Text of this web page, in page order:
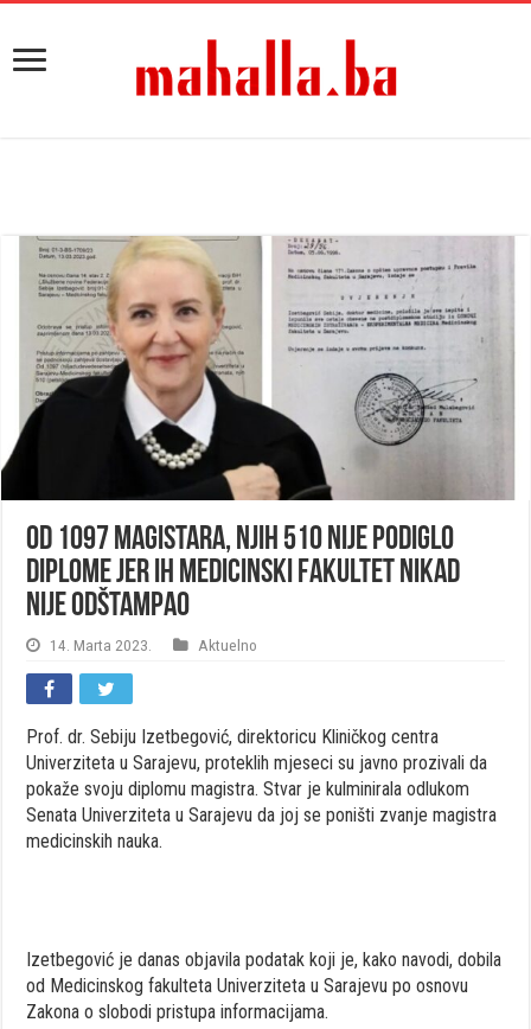
Od 1097 magistara, njih 510 nije podiglo
diplome jer ih Medicinski fakultet nikad
nije odštampao
14. Marta 2023. Aktuelno
Prof. dr. Sebiju Izetbegović, direktoricu Kliničkog centra
Univerziteta u Sarajevu, proteklih mjeseci su javno prozivali da
pokaže svoju diplomu magistra. Stvar je kulminirala odlukom
Senata Univerziteta u Sarajevu da joj se poništi zvanje magistra
medicinskih nauka.
Izetbegović je danas objavila podatak koji je, kako navodi, dobila
od Medicinskog fakulteta Univerziteta u Sarajevu po osnovu
Zakona o slobodi pristupa informacijama.